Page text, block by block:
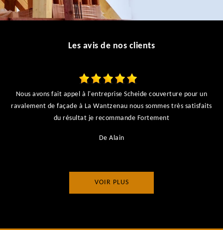
Les avis de nos clients
Nous avons fait appel à l'entreprise Scheide couverture pour un
ravalement de façade à La Wantzenau nous sommes très satisfaits
du résultat je recommande Fortement
De Alain
VOIR PLUS